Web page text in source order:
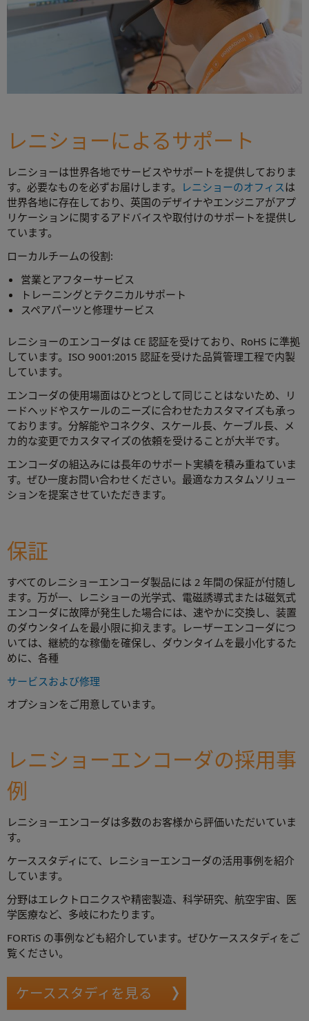
レニショーによるサポート
レニショーは世界各地でサービスやサポートを提供しておりま
す。必要なものを必ずお届けします。
レニショーのオフィスは
世界各地に存在しており、英国のデザイナやエンジニアがアプ
リケーションに関するアドバイスや取付けのサポートを提供し
ています。
ローカルチームの役割:
営業とアフターサービス
トレーニングとテクニカルサポート
スペアパーツと修理サービス
レニショーのエンコーダは CE 認証を受けており、RoHS に準拠
しています。ISO 9001:2015 認証を受けた品質管理工程で内製
しています。
エンコーダの使用場面はひとつとして同じことはないため、リ
ードヘッドやスケールのニーズに合わせたカスタマイズも承っ
ております。分解能やコネクタ、スケール長、ケーブル長、メ
カ的な変更でカスタマイズの依頼を受けることが大半です。
エンコーダの組込みには長年のサポート実績を積み重ねていま
す。ぜひ一度お問い合わせください。最適なカスタムソリュー
ションを提案させていただきます。
保証
すべてのレニショーエンコーダ製品には 2 年間の保証が付随し
ます。万が一、レニショーの光学式、電磁誘導式または磁気式
エンコーダに故障が発生した場合には、速やかに交換し、装置
のダウンタイムを最小限に抑えます。レーザーエンコーダにつ
いては、継続的な稼働を確保し、ダウンタイムを最小化するた
めに、各種
サービスおよび修理
オプションをご用意しています。
レニショーエンコーダの採用事
例
レニショーエンコーダは多数のお客様から評価いただいていま
す。
ケーススタディにて、レニショーエンコーダの活用事例を紹介
しています。
分野はエレクトロニクスや精密製造、科学研究、航空宇宙、医
学医療など、多岐にわたります。
FORTiS の事例なども紹介しています。ぜひケーススタディをご
覧ください。
ケーススタディを見る